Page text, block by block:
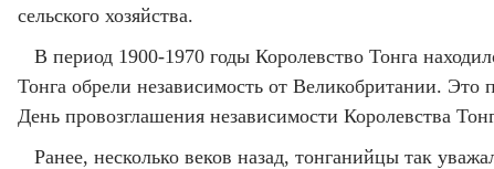
сельского хозяйства.
В период 1900-1970 годы Королевство Тонга
Тонга обрели независимость от Великобритании.
День провозглашения независимости Королевства
Ранее, несколько веков назад, тонганийцы так